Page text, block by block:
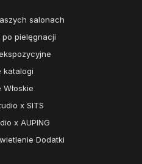
salonach
po pielęgnacji
katalogi
Włoskie
x SITS
x AUPING
Dodatki